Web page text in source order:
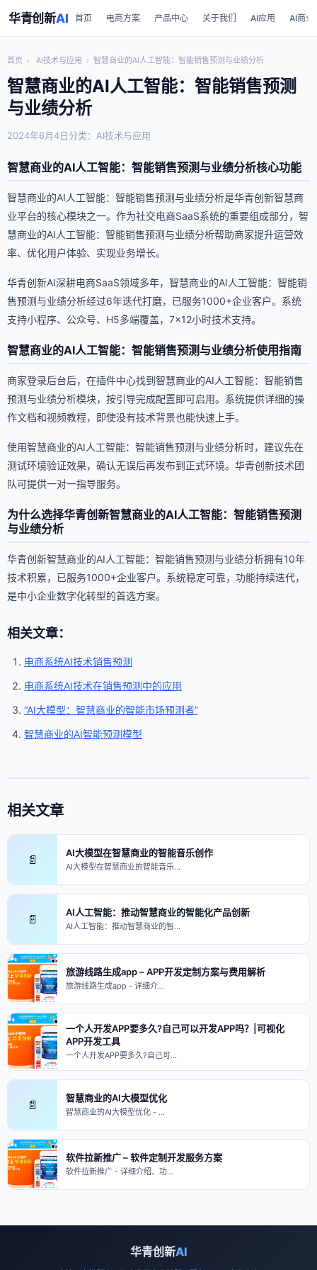
华青创新AI 首页 电商方案 产品中心 关于我们 AI应用 AI商业
首页 › AI技术与应用 › 智慧商业的AI人工智能：智能销售预测与业绩分析
智慧商业的AI人工智能：智能销售预测
与业绩分析
2024年6月4日分类：AI技术与应用
智慧商业的AI人工智能：智能销售预测与业绩分析核心功能
智慧商业的AI人工智能：智能销售预测与业绩分析是华青创新智慧商
业平台的核心模块之一。作为社交电商SaaS系统的重要组成部分，智
慧商业的AI人工智能：智能销售预测与业绩分析帮助商家提升运营效
率、优化用户体验、实现业务增长。
华青创新AI深耕电商SaaS领域多年，智慧商业的AI人工智能：智能销
售预测与业绩分析经过6年迭代打磨，已服务1000+企业客户。系统
支持小程序、公众号、H5多端覆盖，7×12小时技术支持。
智慧商业的AI人工智能：智能销售预测与业绩分析使用指南
商家登录后台后，在插件中心找到智慧商业的AI人工智能：智能销售
预测与业绩分析模块，按引导完成配置即可启用。系统提供详细的操
作文档和视频教程，即使没有技术背景也能快速上手。
使用智慧商业的AI人工智能：智能销售预测与业绩分析时，建议先在
测试环境验证效果，确认无误后再发布到正式环境。华青创新技术团
队可提供一对一指导服务。
为什么选择华青创新智慧商业的AI人工智能：智能销售预测
与业绩分析
华青创新智慧商业的AI人工智能：智能销售预测与业绩分析拥有10年
技术积累，已服务1000+企业客户。系统稳定可靠，功能持续迭代，
是中小企业数字化转型的首选方案。
相关文章：
电商系统AI技术销售预测
电商系统AI技术在销售预测中的应用
“AI大模型：智慧商业的智能市场预测者”
智慧商业的AI智能预测模型
相关文章
📄 AI大模型在智慧商业的智能音乐创作
AI大模型在智慧商业的智能音乐…
📄 AI人工智能：推动智慧商业的智能化产品创新
AI人工智能：推动智慧商业的智…
旅游线路生成app – APP开发定制方案与费用解析
旅游线路生成app - 详细介…
一个人开发APP要多久?自己可以开发APP吗？|可视化
APP开发工具
一个人开发APP要多久?自己可…
📄 智慧商业的AI大模型优化
智慧商业的AI大模型优化 - …
软件拉新推广 – 软件定制开发服务方案
软件拉新推广 - 详细介绍、功…
华青创新AI